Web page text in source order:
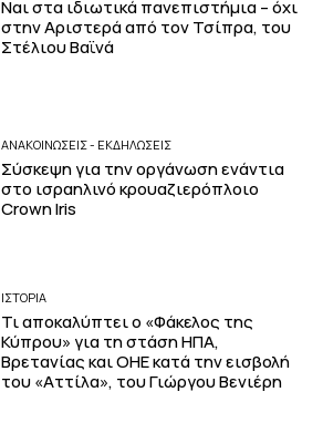
Ναι στα ιδιωτικά πανεπιστήμια – όχι
στην Αριστερά από τον Τσίπρα, του
Στέλιου Βαϊνά
ΑΝΑΚΟΙΝΩΣΕΙΣ - ΕΚΔΗΛΩΣΕΙΣ
Σύσκεψη για την οργάνωση ενάντια
στο ισραηλινό κρουαζιερόπλοιο
Crown Iris
ΙΣΤΟΡΙΑ
Τι αποκαλύπτει ο «Φάκελος της
Κύπρου» για τη στάση ΗΠΑ,
Βρετανίας και ΟΗΕ κατά την εισβολή
του «Αττίλα», του Γιώργου Βενιέρη